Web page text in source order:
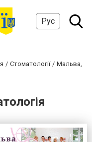
Рус
Стоматології
Мальва,